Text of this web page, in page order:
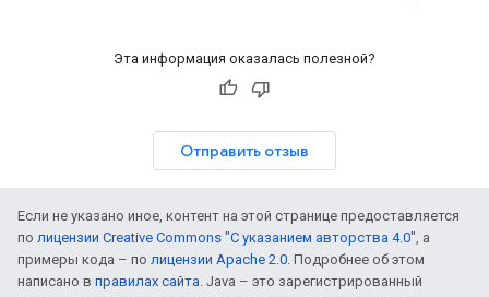
Эта информация оказалась полезной?
Отправить отзыв
Если не указано иное, контент на этой странице предоставляется
по лицензии Creative Commons "С указанием авторства 4.0", а
примеры кода – по лицензии Apache 2.0. Подробнее об этом
написано в правилах сайта. Java – это зарегистрированный